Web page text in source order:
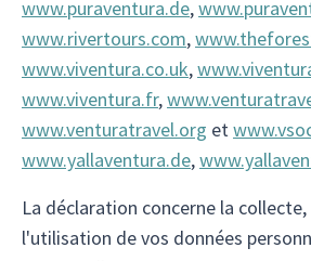
www.puraventura.de,
www.rivertours.com,
www.viventura.co.uk,
www.viventura.fr,
www.venturatravel.org et
www.yallaventura.de,
La déclaration concerne la
l'utilisation de vos données